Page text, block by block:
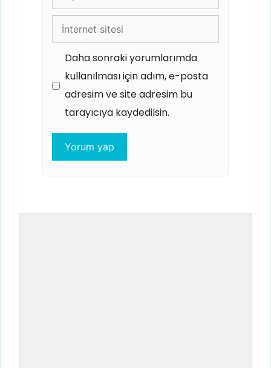
posta
İnternet
sitesi
Daha sonraki yorumlarımda
kullanılması için adım, e-posta
adresim ve site adresim bu
tarayıcıya kaydedilsin.